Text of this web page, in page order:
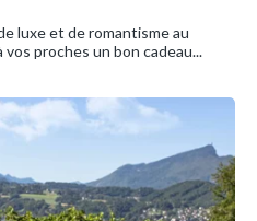
luxe et de romantisme au
proches un bon cadeau...